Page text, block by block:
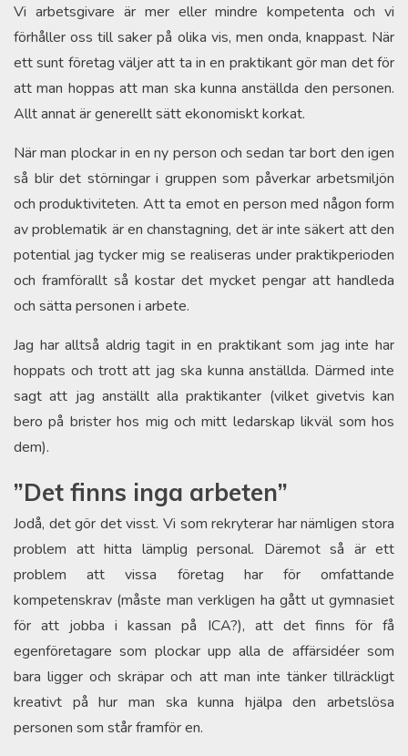
Vi arbetsgivare är mer eller mindre kompetenta och vi
förhåller oss till saker på olika vis, men onda, knappast. När
ett sunt företag väljer att ta in en praktikant gör man det för
att man hoppas att man ska kunna anställda den personen.
Allt annat är generellt sätt ekonomiskt korkat.
När man plockar in en ny person och sedan tar bort den igen
så blir det störningar i gruppen som påverkar arbetsmiljön
och produktiviteten. Att ta emot en person med någon form
av problematik är en chanstagning, det är inte säkert att den
potential jag tycker mig se realiseras under praktikperioden
och framförallt så kostar det mycket pengar att handleda
och sätta personen i arbete.
Jag har alltså aldrig tagit in en praktikant som jag inte har
hoppats och trott att jag ska kunna anställda. Därmed inte
sagt att jag anställt alla praktikanter (vilket givetvis kan
bero på brister hos mig och mitt ledarskap likväl som hos
dem).
”Det finns inga arbeten”
Jodå, det gör det visst. Vi som rekryterar har nämligen stora
problem att hitta lämplig personal. Däremot så är ett
problem att vissa företag har för omfattande
kompetenskrav (måste man verkligen ha gått ut gymnasiet
för att jobba i kassan på ICA?), att det finns för få
egenföretagare som plockar upp alla de affärsidéer som
bara ligger och skräpar och att man inte tänker tillräckligt
kreativt på hur man ska kunna hjälpa den arbetslösa
personen som står framför en.